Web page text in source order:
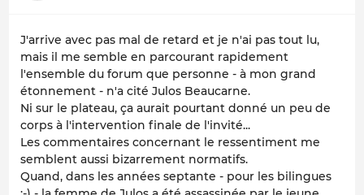
J'arrive avec pas mal de retard et je n'ai pas tout lu,
mais il me semble en parcourant rapidement
l'ensemble du forum que personne - à mon grand
étonnement - n'a cité Julos Beaucarne.
Ni sur le plateau, ça aurait pourtant donné un peu de
corps à l'intervention finale de l'invité...
Les commentaires concernant le ressentiment me
semblent aussi bizarrement normatifs.
Quand, dans les années septante - pour les bilingues